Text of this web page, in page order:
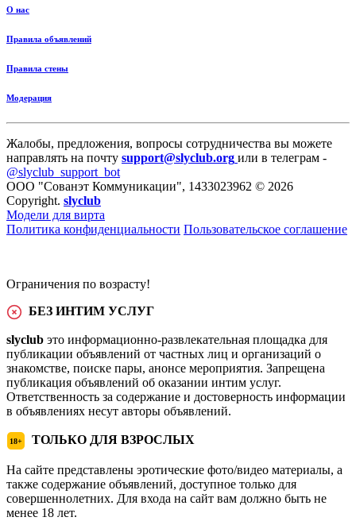
О нас
Правила объявлений
Правила стены
Модерация
Жалобы, предложения, вопросы сотрудничества вы можете
направлять на почту support@slyclub.org или в телеграм -
@slyclub_support_bot
ООО "Сованэт Коммуникации", 1433023962 © 2026
Copyright. slyclub
Модели для вирта
Политика конфиденциальности Пользовательское соглашение
Ограничения по возрасту!
БЕЗ ИНТИМ УСЛУГ
slyclub это информационно-развлекательная площадка для
публикации объявлений от частных лиц и организаций о
знакомстве, поиске пары, анонсе мероприятия. Запрещена
публикация объявлений об оказании интим услуг.
Ответственность за содержание и достоверность информации
в объявлениях несут авторы объявлений.
18+ ТОЛЬКО ДЛЯ ВЗРОСЛЫХ
На сайте представлены эротические фото/видео материалы, а
также содержание объявлений, доступное только для
совершеннолетних. Для входа на сайт вам должно быть не
менее 18 лет.